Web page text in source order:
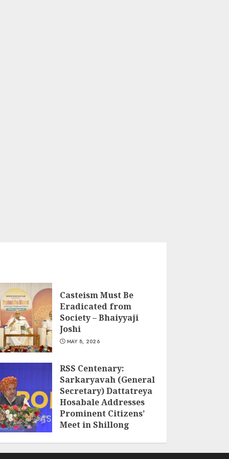
Casteism Must Be
Eradicated from
Society – Bhaiyyaji
Joshi
MAY 8, 2026
RSS Centenary:
Sarkaryavah (General
Secretary) Dattatreya
Hosabale Addresses
Prominent Citizens’
Meet in Shillong